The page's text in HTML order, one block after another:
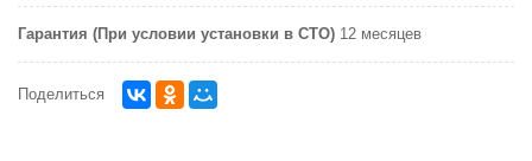
Гарантия (При условии установки в СТО) 12 месяцев
Поделиться